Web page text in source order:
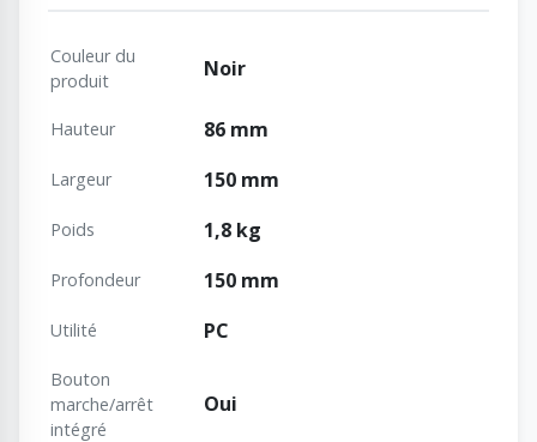
Couleur du
produit
Noir
Hauteur 86 mm
Largeur 150 mm
Poids 1,8 kg
Profondeur 150 mm
Utilité PC
Bouton
marche/arrêt
intégré
Oui